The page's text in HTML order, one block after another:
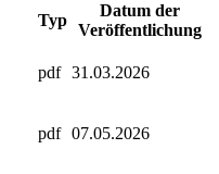
Typ
Datum der
Veröffentlichung
pdf 31.03.2026
pdf 07.05.2026